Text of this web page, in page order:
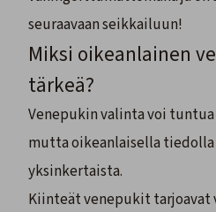
seuraavaan seikkailuun!
Miksi oikeanlainen
tärkeä?
Venepukin valinta voi
mutta oikeanlaisella
yksinkertaista.
Kiinteät venepukit tarjoavat